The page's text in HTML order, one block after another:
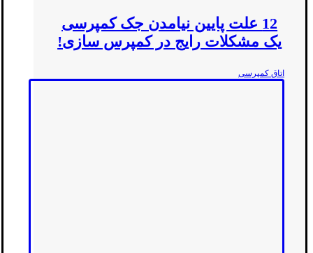
12 علت پایین نیامدن جک کمپرسی
یک مشکلات رایج در کمپرس سازی!
اتاق کمپرسی